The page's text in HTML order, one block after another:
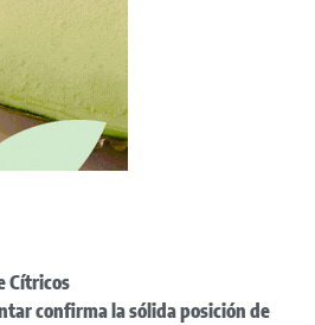
Cítricos
confirma la sólida posición de